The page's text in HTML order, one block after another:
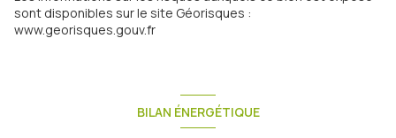
sont disponibles sur le site Géorisques :
www.georisques.gouv.fr
BILAN ÉNERGÉTIQUE